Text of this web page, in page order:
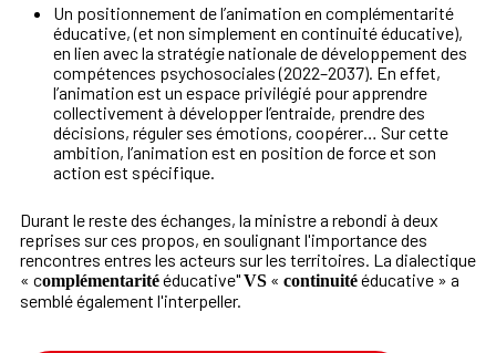
Un positionnement de l’animation en complémentarité
éducative, (et non simplement en continuité éducative),
en lien avec la stratégie nationale de développement des
compétences psychosociales (2022–2037). En effet,
l’animation est un espace privilégié pour apprendre
collectivement à développer l’entraide, prendre des
décisions, réguler ses émotions, coopérer… Sur cette
ambition, l’animation est en position de force et son
action est spécifique.
Durant le reste des échanges, la ministre a rebondi à deux
reprises sur ces propos, en soulignant l'importance des
rencontres entres les acteurs sur les territoires. La dialectique
« complémentaritééducative"VS « continuitééducative » a
semblé également l'interpeller.